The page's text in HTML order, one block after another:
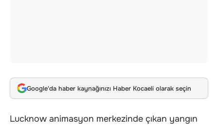
Google'da haber kaynağınızı Haber Kocaeli olarak seçin
Lucknow animasyon merkezinde çıkan yangın